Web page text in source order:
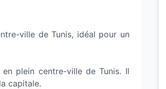
ville de Tunis, idéal pour un
plein centre-ville de Tunis. Il
capitale.